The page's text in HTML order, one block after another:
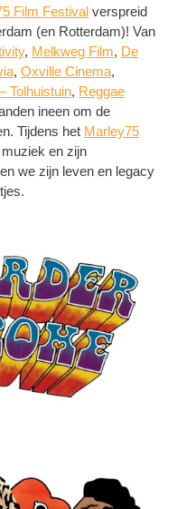
Film Festival verspreid
(en Rotterdam)! Van
, Melkweg Film, De
,Oxville Cinema,
Tolhuistuin, Reggae
ineen om de
Tijdens het Marley75
en zijn
we zijn leven en legacy